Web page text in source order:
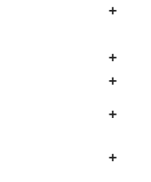
+
+
+
+
+